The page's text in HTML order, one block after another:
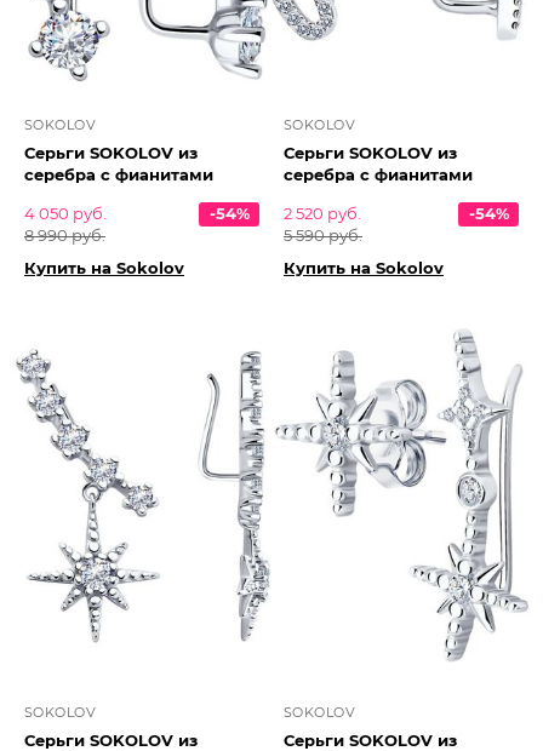
SOKOLOV
Серьги SOKOLOV из
серебра с фианитами
4 050 руб.
8 990 руб.
-54%
Купить на Sokolov
SOKOLOV
Серьги SOKOLOV из
серебра с фианитами
2 520 руб.
5 590 руб.
-54%
Купить на Sokolov
SOKOLOV
Серьги SOKOLOV из
SOKOLOV
Серьги SOKOLOV из